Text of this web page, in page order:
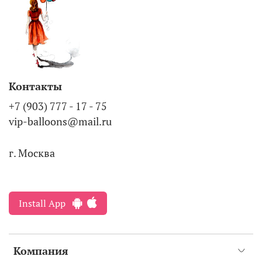
Компания
Контакты
+7 (903) 777 - 17 - 75
vip-balloons@mail.ru
г. Москва
Install App